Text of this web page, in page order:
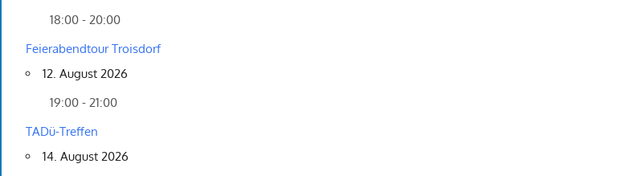
18:00 - 20:00
Feierabendtour Troisdorf
12. August 2026
19:00 - 21:00
TADü-Treffen
14. August 2026